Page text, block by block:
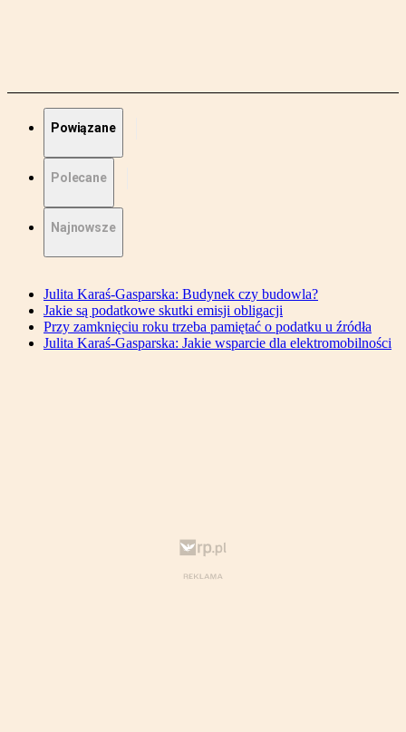
Powiązane
Polecane
Najnowsze
Julita Karaś-Gasparska: Budynek czy budowla?
Jakie są podatkowe skutki emisji obligacji
Przy zamknięciu roku trzeba pamiętać o podatku u źródła
Julita Karaś-Gasparska: Jakie wsparcie dla elektromobilności